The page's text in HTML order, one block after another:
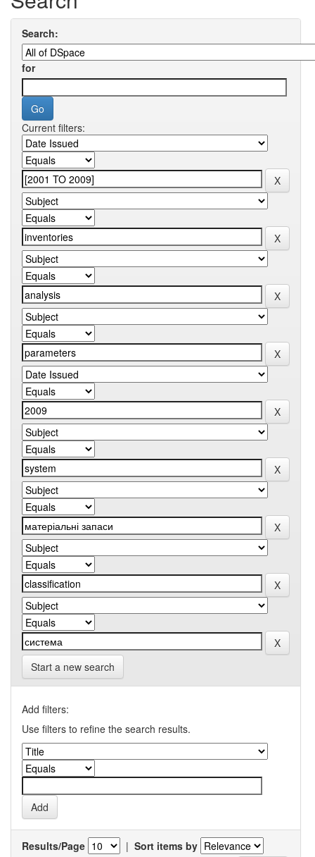
Search:
for
Current filters:
Start a new search
Add filters:
Use filters to refine the search results.
Results/Page | Sort items by